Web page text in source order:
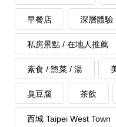
早餐店 深層體驗
私房景點 / 在地人推薦
素食 / 惣菜 / 湯
臭豆腐 茶飲
西城 Taipei West Town